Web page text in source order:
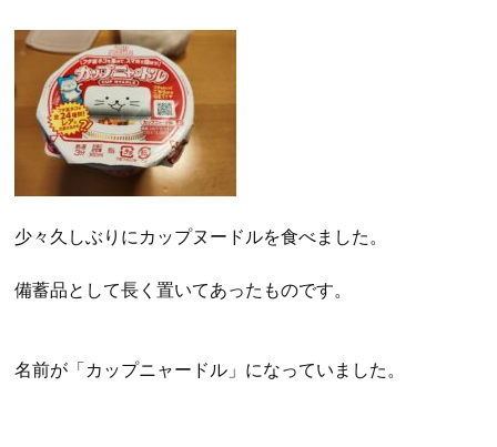
少々久しぶりにカップヌードルを食べました。
備蓄品として長く置いてあったものです。
名前が「カップニャードル」になっていました。